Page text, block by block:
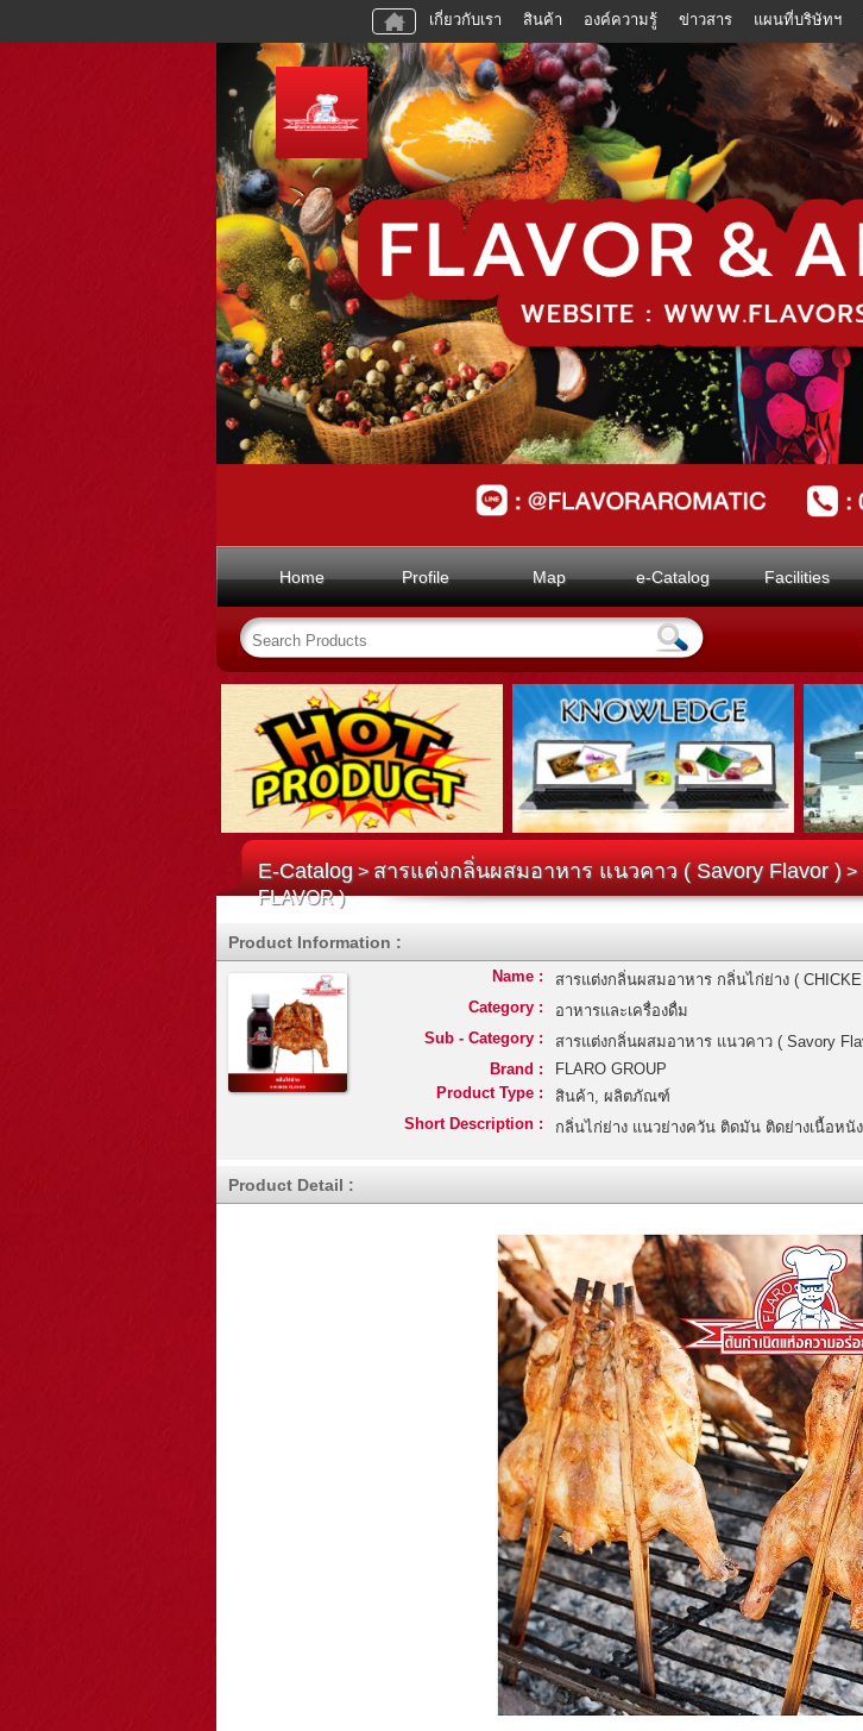
เกี่ยวกับเรา สินค้า องค์ความรู้ ข่าวสาร แผนที่บริษัทฯ
Home Profile Map e-Catalog Facilities
E-Catalog>สารแต่งกลิ่นผสมอาหาร แนวคาว ( Savory Flavor )>
FLAVOR )
Product Information :
Name :
สารแต่งกลิ่นผสมอาหาร กลิ่นไก่ย่าง (
Category :
อาหารและเครื่องดื่ม
Sub - Category :
สารแต่งกลิ่นผสมอาหาร แนวคาว ( Savory
Brand :
FLARO GROUP
Product Type :
สินค้า, ผลิตภัณฑ์
Short Description :
กลิ่นไก่ย่าง แนวย่างควัน ติดมัน ติดย่างเนื้อห
Product Detail :